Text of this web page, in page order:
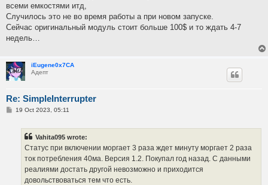
всеми емкостями итд,
Случилось это не во время работы а при новом запуске.
Сейчас оригинальный модуль стоит больше 100$ и то ждать 4-7
недель…
iEugene0x7CA
Адепт
Re: SimpleInterrupter
P19 Oct 2023, 05:11
Vahita095 wrote:
Статус при включении моргает 3 раза ждет минуту моргает 2 раза
ток потребления 40ма. Версия 1.2. Покупал год назад. С данными
реалиями достать другой невозможно и приходится
довольствоваться тем что есть.